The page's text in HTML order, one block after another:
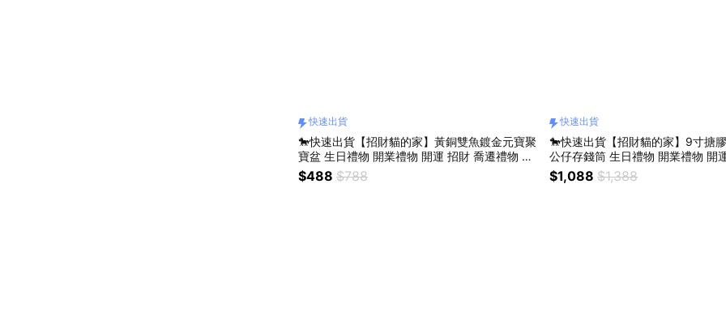
快速出貨
🐎快速出貨【招財貓的家】黃銅雙魚鍍金元寶聚
寶盆 生日禮物 開業禮物 開運 招財 喬遷禮物 交
換禮物
$488 $788
快速出貨
🐎快速出貨【招財貓的家】9寸搪
公仔存錢筒 生日禮物 開業禮物 開
禮物 交換禮物
$1,088 $1,388